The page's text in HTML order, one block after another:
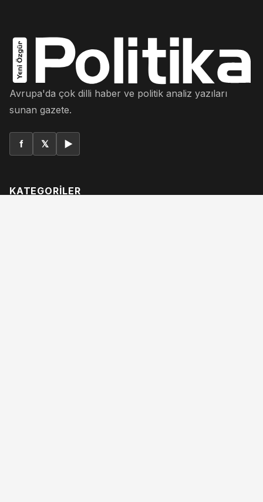
Avrupa'da çok dilli haber ve politik analiz yazıları
sunan gazete.
f 𝕏 ▶
KATEGORILER